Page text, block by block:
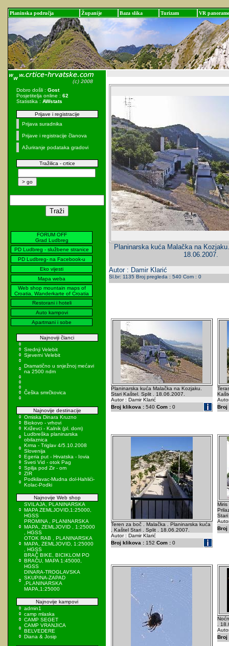
Planinska područja Županije Baza slika Turizam VR panorame
Dobro došli : Gost
Posjetitelja online : 62
Statistika : AWstats
Prijave i registracije
Prijava suradnika
Prijave i registracije članova
Ažuriranje podataka gradovi
Tražilica - crtice
FORUM OFF
Grad Ludbreg
PD Ludbreg - službene stranice
PD Ludbreg- na Facebook-u
Eko vijesti
Mapa weba
Web shop mountain maps of
Croatia, Wanderkarte of Croatia
Restorani i hoteli
Auto kampovi
Apartmani i sobe
Najnoviji članci
Srednji Velebit
Sjeverni Velebit
Dramatično u snježnoj mećavi
na 2500 ndm
Češka smrčkovica
Najnovije destinacije
Omiska Dinara Kruzno
Biokovo - vrhovi
Križevci - Kalnik (pl. dom)
Ludbreška planinarska
obilaznica
Krma - Triglav 4/5.10.2008
Slovenija
Egeria put - Hrvatska - Iovia
Sveti Vid - otok Pag
Spilja pod Zir - om
ZIR
Podkilavac-Mudna dol-Hahlići-
Kolac-Podki
Najnovije Web shop
SVILAJA, PLANINARSKA
MAPA ZEMLJOVID,1:25000,
HGSS
PROMINA , PLANINARSKA
MAPA, ZEMLJOVID , 1:25000
, HGSS
OTOK RAB , PLANINARSKA
MAPA, ZEMLJOVID, 1:25000
, HGSS
BRAČ BIKE, BICIKLOM PO
BRAČU, MAPA 1:45000,
HGSS
DINARA-TROGLAVSKA
SKUPINA-ZAPAD
,PLANINARSKA
MAPA,1:25000
Najnovije kampovi
admin1
camp mlaska
CAMP SEGET
CAMP VRANJICA
BELVEDERE
Diana & Josip
Planinarska kuća Malačka na
18.06.2007.
Autor : Damir Klarić
Sl.br: 1135 Broj pregleda : 540 Com : 0
Planinarska kuća Malačka na Kozjaku.
Stari Kaštel. Split . 18.06.2007.
Autor : Damir Klarić
Broj klikova :540 Com :0
Broj
Teren za boč . Malačka . Planinarska kuća
. Kaštel Stari . Split . 18.06.2007.
Autor : Damir Klarić
Broj klikova :152 Com :0
Broj
.
Broj